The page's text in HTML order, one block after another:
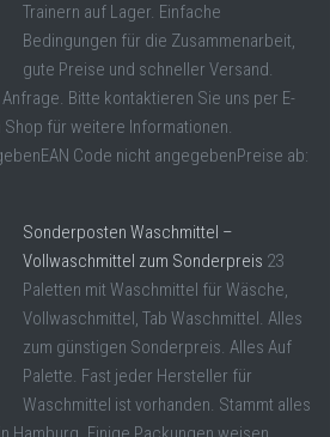
Trainern auf Lager. Einfache
Bedingungen für die Zusammenarbeit,
gute Preise und schneller Versand.
Bitte kontaktieren Sie uns per E-
für weitere Informationen.
Code nicht angegebenPreise ab:
Sonderposten Waschmittel –
Vollwaschmittel zum Sonderpreis 23
Paletten mit Waschmittel für Wäsche,
Vollwaschmittel, Tab Waschmittel. Alles
zum günstigen Sonderpreis. Alles Auf
Palette. Fast jeder Hersteller für
Waschmittel ist vorhanden. Stammt alles